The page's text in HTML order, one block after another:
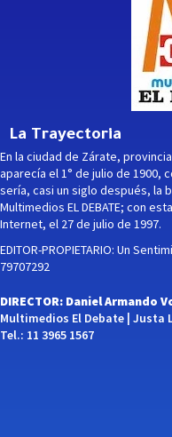
La Trayectoria
En la ciudad de Zárate,
aparecía el 1° de julio de 1900,
sería, casi un siglo después, la
Multimedios EL DEBATE; con
Internet, el 27 de julio de 1997.
EDITOR-PROPIETARIO: Un
79707292
DIRECTOR: Daniel Armando
Multimedios El Debate | Justa
Tel.: 11 3965 1567